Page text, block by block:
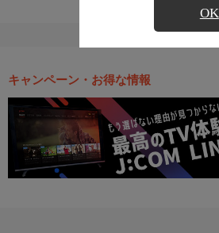
OK
キャンペーン・お得な情報